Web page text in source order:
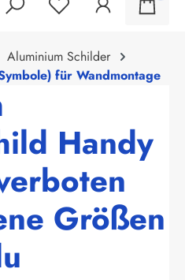
Aluminium Schilder
für Wandmontage
Handy
Größen